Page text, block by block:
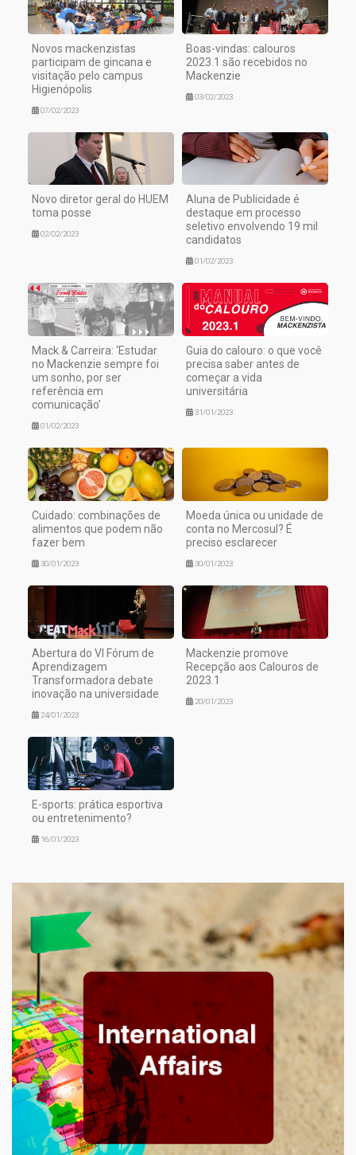
Novos mackenzistas
participam de gincana e
visitação pelo campus
Higienópolis
07/02/2023
Boas-vindas: calouros
2023.1 são recebidos no
Mackenzie
03/02/2023
Novo diretor geral do HUEM
toma posse
02/02/2023
Aluna de Publicidade é
destaque em processo
seletivo envolvendo 19 mil
candidatos
01/02/2023
Mack & Carreira: ‘Estudar
no Mackenzie sempre foi
um sonho, por ser
referência em
comunicação’
01/02/2023
Guia do calouro: o que você
precisa saber antes de
começar a vida
universitária
31/01/2023
Cuidado: combinações de
alimentos que podem não
fazer bem
30/01/2023
Moeda única ou unidade de
conta no Mercosul? É
preciso esclarecer
30/01/2023
Abertura do VI Fórum de
Aprendizagem
Transformadora debate
inovação na universidade
24/01/2023
Mackenzie promove
Recepção aos Calouros de
2023.1
20/01/2023
E-sports: prática esportiva
ou entretenimento?
16/01/2023